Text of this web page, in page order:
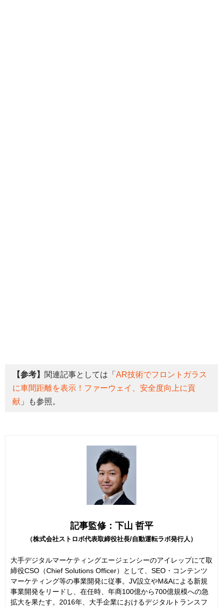
【参考】 関連記事としては「 AR技術でフロントガラス
に車間距離を表示！ファーウェイ、安全度向上に貢
献 」も参照。
記事監修：下山 哲平
（株式会社ストロボ代表取締役社長/自動運転ラボ発行人）
大手デジタルマーケティングエージェンシーのアイレップにて取
締役CSO（Chief Solutions Officer）として、SEO・コンテンツ
マーケティング等の事業開発に従事。JV設立やM&Aによる新規
事業開発をリードし、在任時、年商100億から700億規模への急
拡大を果たす。2016年、大手企業におけるデジタルトランスフ